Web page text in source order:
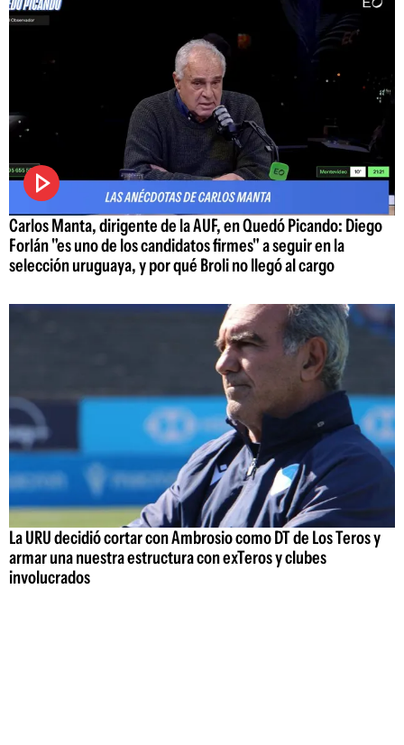
Carlos Manta, dirigente de la AUF, en Quedó Picando: Diego
Forlán "es uno de los candidatos firmes" a seguir en la
selección uruguaya, y por qué Broli no llegó al cargo
La URU decidió cortar con Ambrosio como DT de Los Teros y
armar una nuestra estructura con exTeros y clubes
involucrados